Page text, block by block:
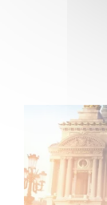
Gaumont et